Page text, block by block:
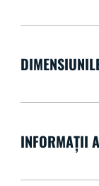
INFORMAȚII